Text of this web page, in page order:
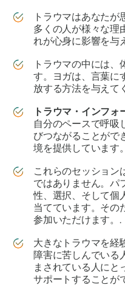
トラウマはあなたが
多くの人が様々な理
れが心身に影響を与
トラウマの中には、
す。ヨガは、言葉に
放する方法を与えて
トラウマ・インフォ
自分のペースで呼吸
びつながることがで
境を提供しています。
これらのセッション
ではありません。パ
性、選択、そして個
当てています。その
参加いただけます。.
大きなトラウマを経
障害に苦しんでいる
まされている人にと
サポートすることが